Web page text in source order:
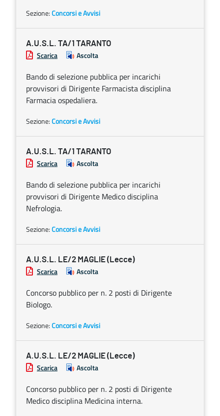
Sezione:Concorsi e Avvisi
A.U.S.L. TA/1 TARANTO
Scarica Ascolta
Bando di selezione pubblica per incarichi
provvisori di Dirigente Farmacista disciplina
Farmacia ospedaliera.
Sezione:Concorsi e Avvisi
A.U.S.L. TA/1 TARANTO
Scarica Ascolta
Bando di selezione pubblica per incarichi
provvisori di Dirigente Medico disciplina
Nefrologia.
Sezione:Concorsi e Avvisi
A.U.S.L. LE/2 MAGLIE (Lecce)
Scarica Ascolta
Concorso pubblico per n. 2 posti di Dirigente
Biologo.
Sezione:Concorsi e Avvisi
A.U.S.L. LE/2 MAGLIE (Lecce)
Scarica Ascolta
Concorso pubblico per n. 2 posti di Dirigente
Medico disciplina Medicina interna.